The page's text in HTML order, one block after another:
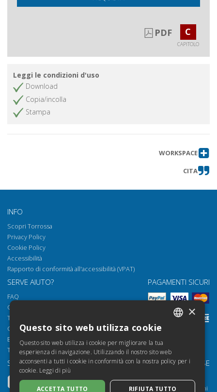
PDF C
CAPITOLO
Leggi le condizioni d'uso
Download
Copia/incolla
Stampa
WORKSPACE
CITA
INFO
Scopri Torrossa
Privacy Policy
Cookie Policy
Accessibilità
Rapporto di conformità all'accessibilità (VPAT)
SERVE AIUTO?
FAQ
Come aprire i nostri documenti
Torrossa Reader
Condizioni d'uso
Email:
helpdesk@torrossa.com
Tel: +39 055 5018800
PAGAMENTI SICURI
SEGUICI SU LE NOSTRE RISORSE
Torrossa per Istituzioni
FRENCH
ENGLISH
×
Questo sito web utilizza cookie
Questo sito web utilizza i cookie per migliorare la tua
esperienza di navigazione. Utilizzando il nostro sito web
acconsenti a tutti i cookie in conformità con la nostra policy per i
cookie. Leggi di più
ACCETTA TUTTO RIFIUTA TUTTO